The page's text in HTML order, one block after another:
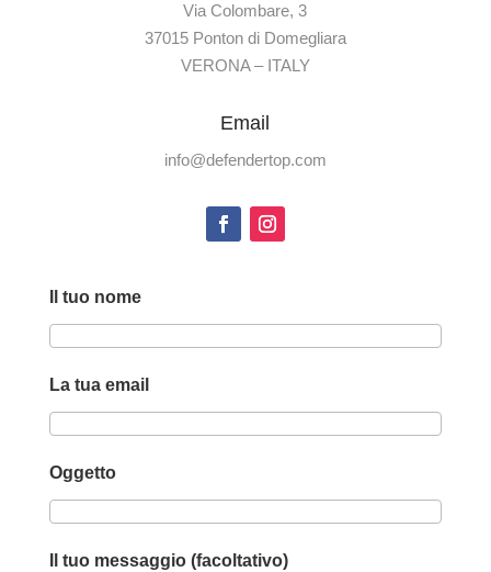
Via Colombare, 3
37015 Ponton di Domegliara
VERONA – ITALY
Email
info@defendertop.com
Il tuo nome
La tua email
Oggetto
Il tuo messaggio (facoltativo)